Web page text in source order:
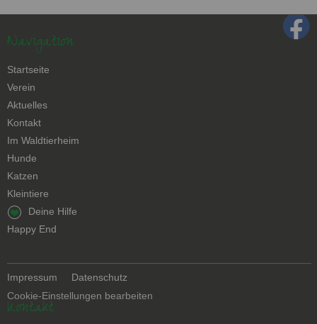
Navigation
Navigation
überspringen
Startseite
Verein
Aktuelles
Kontakt
Navigation
überspringen
Im Waldtierheim
Hunde
Katzen
Kleintiere
Navigation
überspringen
Deine Hilfe
Happy End
Navigation
überspringen
Impressum
Datenschutz
Cookie-Einstellungen bearbeiten
Kontakt